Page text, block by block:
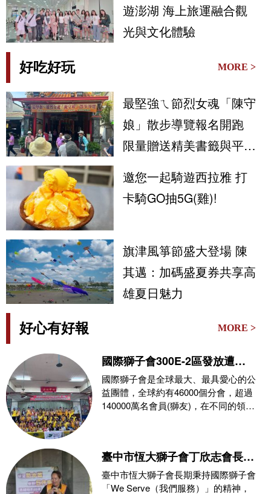
遊澎湖 海上旅運融合觀
光與文化體驗
好吃好玩 MORE >
最堅強ㄟ節烈女魂「陳守
娘」散步導覽報名開跑
限量贈送精美書籤與平安
邀您一起騎遊西拉雅 打
卡騎GO抽5G(雞)!
旗津風箏節盛大登場 陳
其邁：加碼盛夏券共享高
雄夏日魅力
好心有好報 MORE >
國際獅子會300E-2區發放遭
0626豪雨侵襲受災戶救災物資
國際獅子會是全球最大、最具愛心的公
益團體，全球約有46000個分會，超過
140000萬名會員(獅友)，在不同的領
臺中市恆大獅子會丁欣志會長攜
手消防局推動公益，玉之緣珠寶
力挺防災教育與熱血捐血守護社
臺中市恆大獅子會長期秉持國際獅子會
「We Serve（我們服務）」的精神，